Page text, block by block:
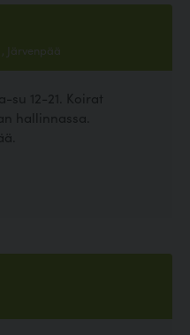
Järvenpää
su 12-21. Koirat
hallinnassa.